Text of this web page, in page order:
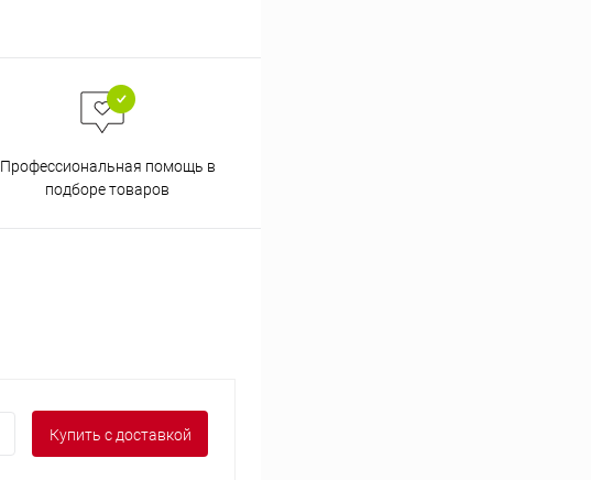
Профессиональная помощь в
подборе товаров
Купить с доставкой